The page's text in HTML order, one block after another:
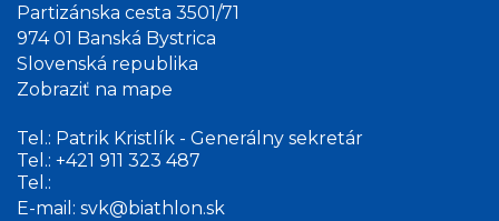
Partizánska cesta 3501/71
974 01 Banská Bystrica
Slovenská republika
Zobraziť na mape
Tel.: Patrik Kristlík - Generálny sekretár
Tel.: +421 911 323 487
Tel.:
E-mail: svk@biathlon.sk